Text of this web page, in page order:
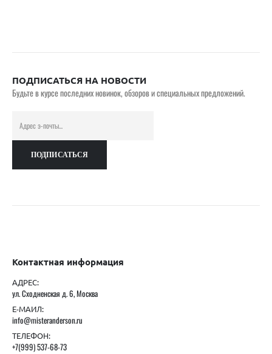
ПОДПИСАТЬСЯ НА НОВОСТИ
Будьте в курсе последних новинок, обзоров и специальных предложений.
Контактная информация
АДРЕС:
ул. Сходненская д. 6, Москва
Е-МАИЛ:
info@misteranderson.ru
ТЕЛЕФОН:
+7(999) 537-68-73